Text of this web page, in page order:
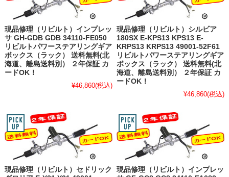
現品修理（リビルト）インプレッ
サ GH-GDB GDB 34110-FE050
リビルトパワーステアリングギア
ボックス（ラック） 送料無料(北
海道、離島送料別） ２年保証 カ
ードOK！
¥46,860(税込)
現品修理（リビルト）シルビア
180SX E-KPS13 KPS13 E-
KRPS13 KRPS13 49001-52F61
リビルトパワーステアリングギア
ボックス（ラック） 送料無料(北
海道、離島送料別） ２年保証 カ
ードOK！
¥46,860(税込)
現品修理（リビルト）セドリック
現品修理（リビルト）インプレッ